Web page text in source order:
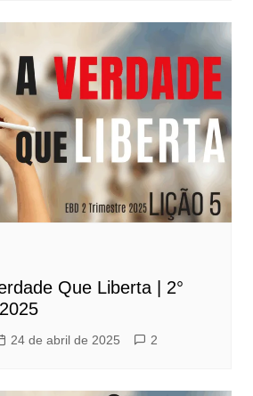
Que Liberta | 2°
24 de abril de 2025 2